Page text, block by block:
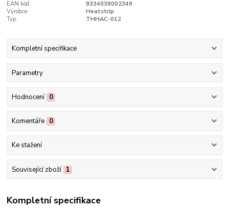
EAN kód:
9334038002349
Výrobce:
Heatstrip
Typ:
THHAC-012
Kompletní specifikace
Parametry
Hodnocení 0
Komentáře 0
Ke stažení
Související zboží 1
Kompletní specifikace